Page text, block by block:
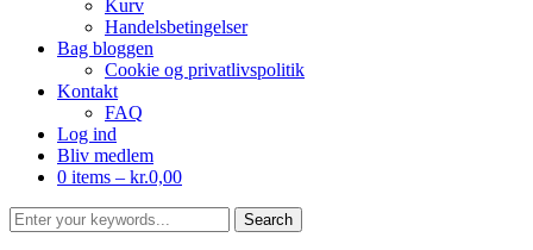
Kurv
Handelsbetingelser
Bag bloggen
Cookie og privatlivspolitik
Kontakt
FAQ
Log ind
Bliv medlem
0 items – kr.0,00